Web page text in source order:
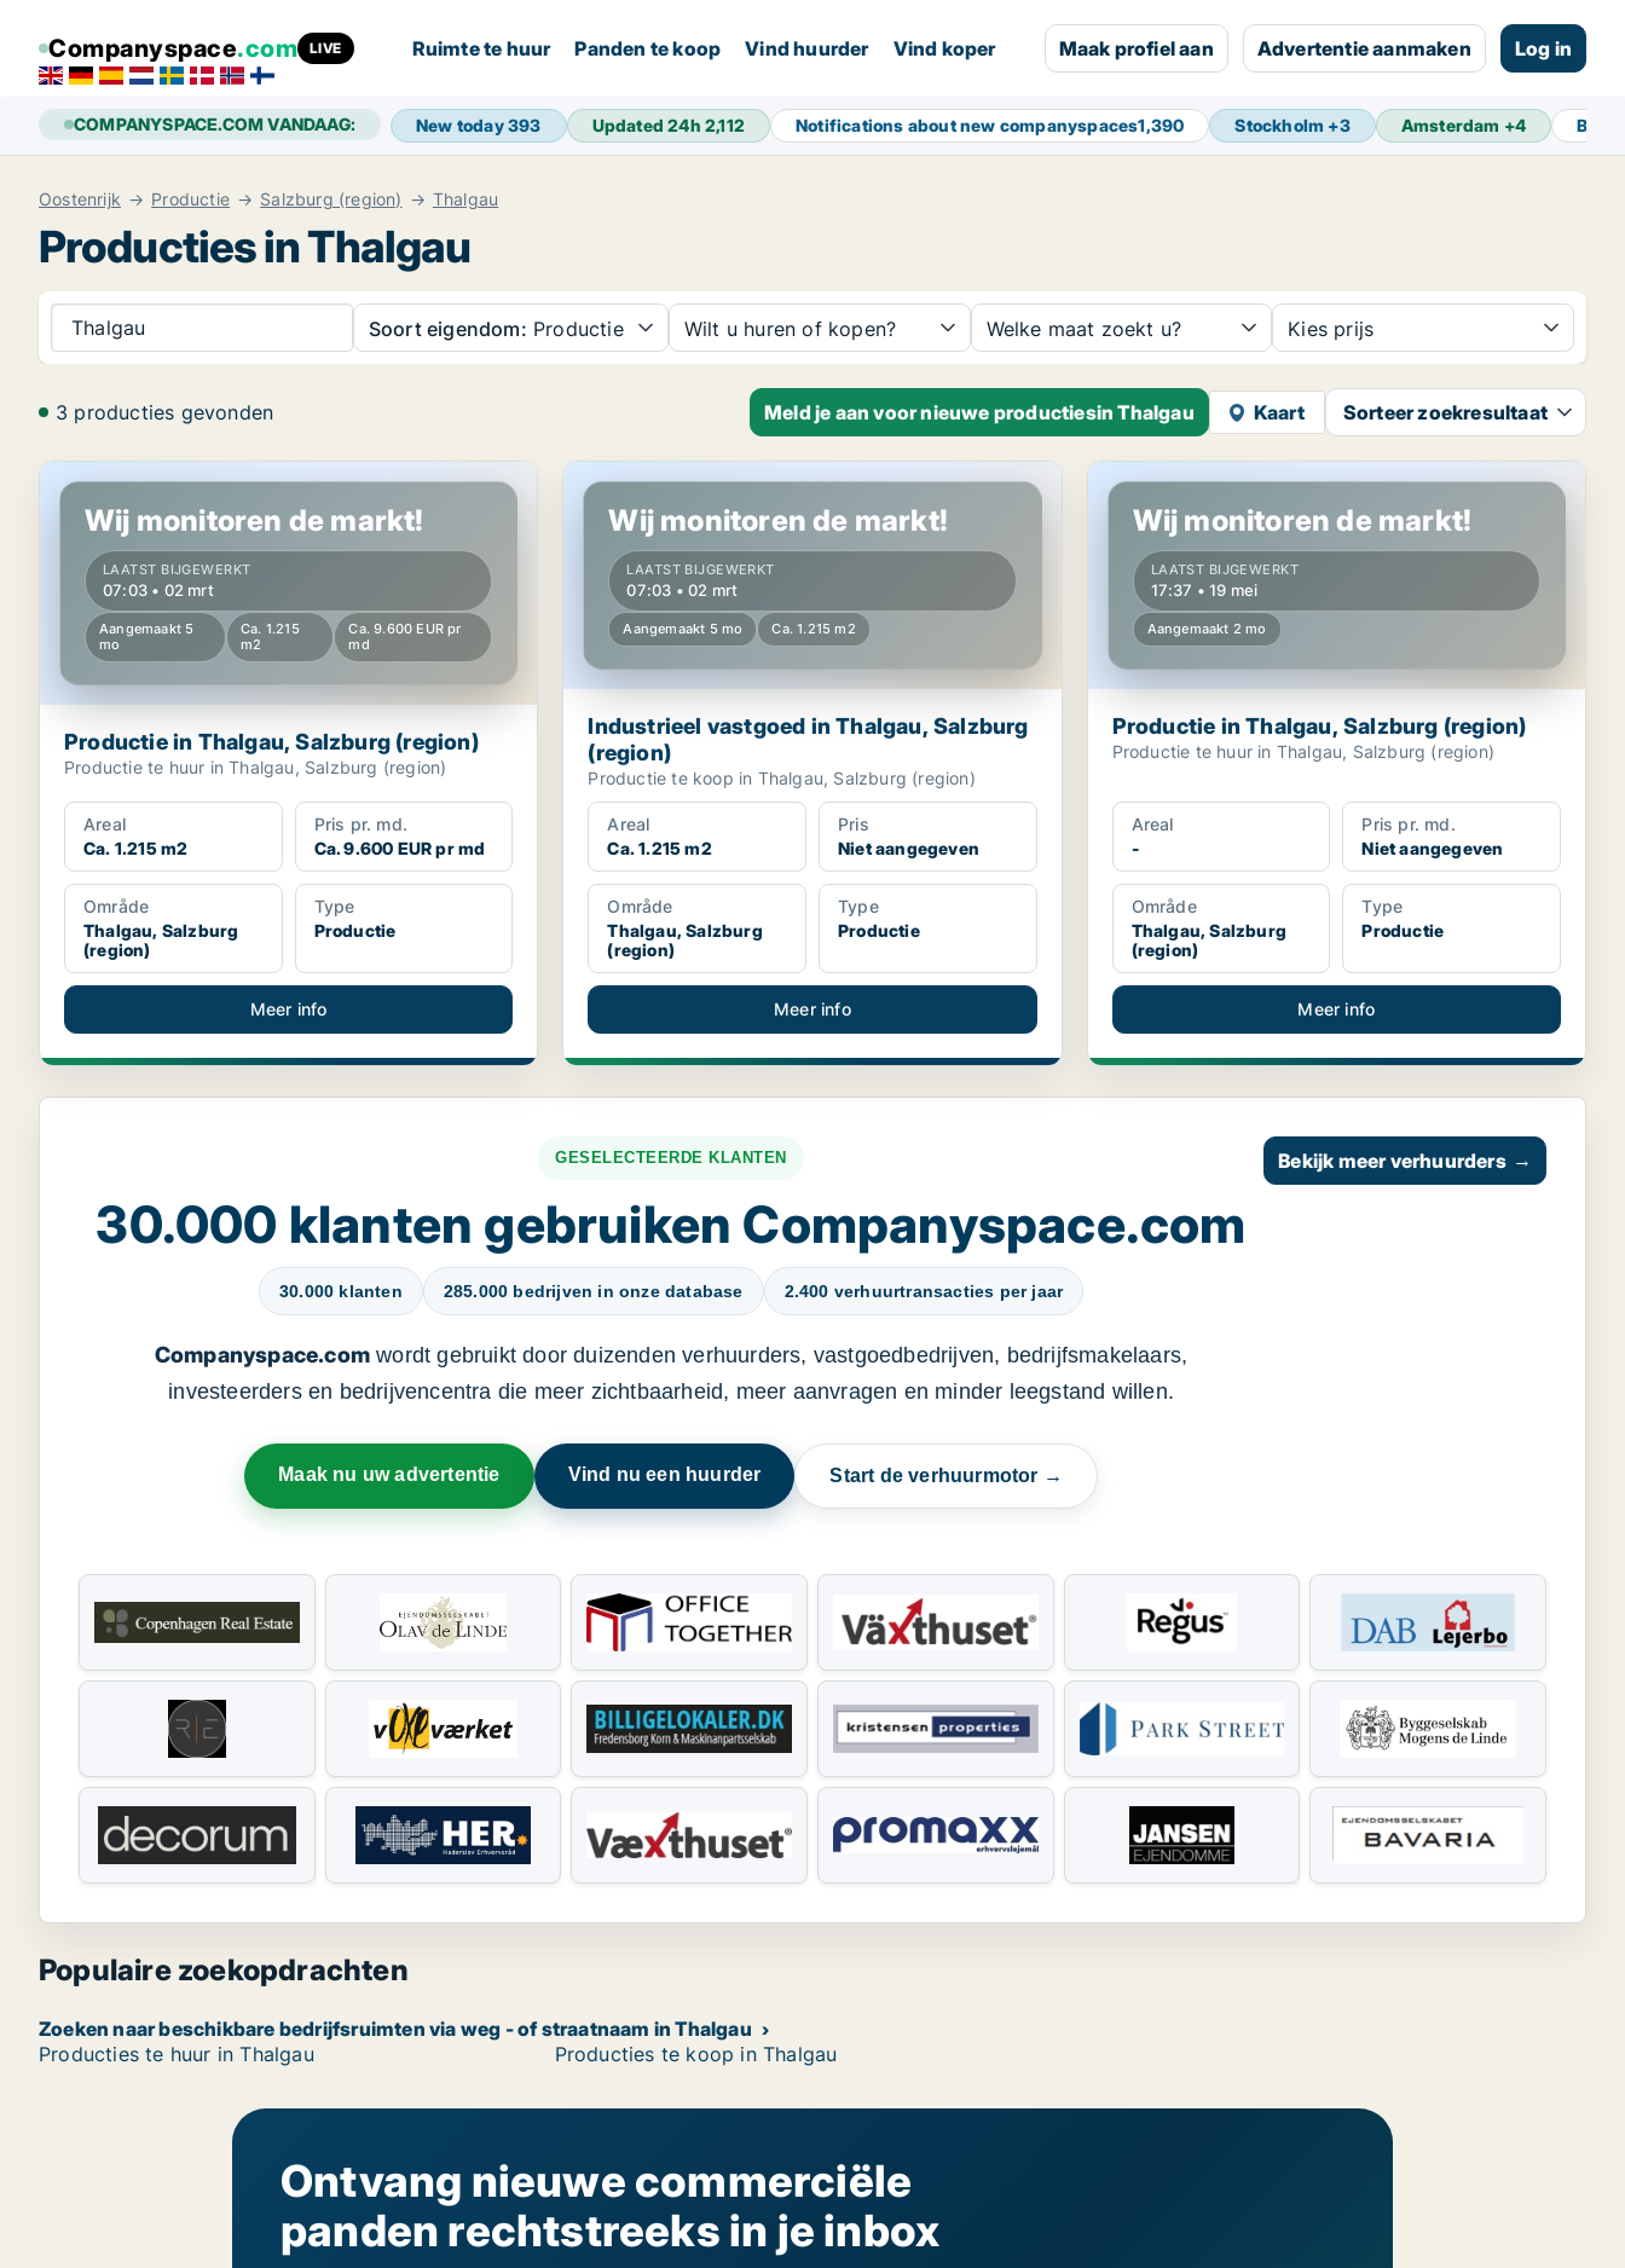
Companyspace.com LIVE Ruimte te huur Panden te koop Vind huurder Vind koper Maak profiel aan Advertentie aanmaken Log in
COMPANYSPACE.COM VANDAAG: New today393 Updated 24h2,112 Notifications about new companyspaces1,390 Stockholm +3 Amsterdam +4
Oostenrijk Productie Salzburg (region) Thalgau
Producties in Thalgau
Thalgau Soort eigendom: Productie Wilt u huren of kopen? Welke maat zoekt u? Kies prijs
3 producties gevonden Meld je aan voor nieuwe productiesin Thalgau Kaart Sorteer zoekresultaat
Productie in Thalgau, Salzburg (region)
Wij monitoren de markt!
LAATST BIJGEWERKT
07:03 • 02 mrt
Aangemaakt 5
mo
Ca. 1.215
m2
Ca. 9.600 EUR pr
md
Productie in Thalgau, Salzburg (region)
Productie te huur in Thalgau, Salzburg (region)
Areal
Ca. 1.215 m2
Pris pr. md.
Ca. 9.600 EUR pr md
Område
Thalgau, Salzburg
(region)
Type
Productie
Meer info
Industrieel vastgoed in Thalgau, Salzburg (region)
Wij monitoren de markt!
LAATST BIJGEWERKT
07:03 • 02 mrt
Aangemaakt 5 mo Ca. 1.215 m2
Industrieel vastgoed in Thalgau, Salzburg
(region)
Productie te koop in Thalgau, Salzburg (region)
Areal
Ca. 1.215 m2
Pris
Niet aangegeven
Område
Thalgau, Salzburg
(region)
Type
Productie
Meer info
Productie in Thalgau, Salzburg (region)
Wij monitoren de markt!
LAATST BIJGEWERKT
17:37 • 19 mei
Aangemaakt 2 mo
Productie in Thalgau, Salzburg (region)
Productie te huur in Thalgau, Salzburg (region)
Areal
-
Pris pr. md.
Niet aangegeven
Område
Thalgau, Salzburg
(region)
Type
Productie
Meer info
GESELECTEERDE KLANTEN
30.000 klanten gebruiken Companyspace.com
30.000 klanten 285.000 bedrijven in onze database 2.400 verhuurtransacties per jaar
Companyspace.com wordt gebruikt door duizenden verhuurders, vastgoedbedrijven, bedrijfsmakelaars,
investeerders en bedrijvencentra die meer zichtbaarheid, meer aanvragen en minder leegstand willen.
Maak nu uw advertentie Vind nu een huurder Start de verhuurmotor →
Bekijk meer verhuurders →
Populaire zoekopdrachten
Zoeken naar beschikbare bedrijfsruimten via weg - of straatnaam in Thalgau
Producties te huur in Thalgau
Producties te koop in Thalgau
Ontvang nieuwe commerciële
panden rechtstreeks in je inbox